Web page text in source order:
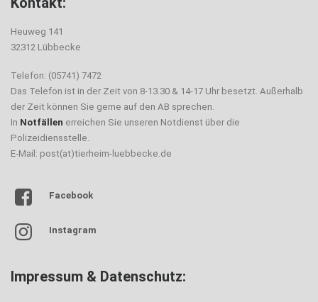
Heuweg 141
32312 Lübbecke
Telefon: (05741) 7472
Das Telefon ist in der Zeit von 8-13.30 & 14-17 Uhr besetzt. Außerhalb
der Zeit können Sie gerne auf den AB sprechen.
In Notfällen erreichen Sie unseren Notdienst über die
Polizeidiensstelle.
E-Mail: post(at)tierheim-luebbecke.de
Facebook
Instagram
Impressum & Datenschutz: